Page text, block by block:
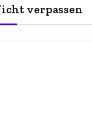
verpassen